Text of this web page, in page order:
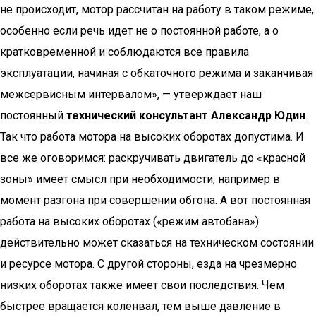
не происходит, мотор рассчитан на работу в таком режиме,
особенно если речь идет не о постоянной работе, а о
кратковременной и соблюдаются все правила
эксплуатации, начиная с обкаточного режима и заканчивая
межсервисным интервалом», — утверждает наш
постоянный технический консультант Александр Юдин.
Так что работа мотора на высоких оборотах допустима. И
все же оговоримся: раскручивать двигатель до «красной
зоны» имеет смысл при необходимости, например в
момент разгона при совершении обгона. А вот постоянная
работа на высоких оборотах («режим автобана»)
действительно может сказаться на техническом состоянии
и ресурсе мотора. С другой стороны, езда на чрезмерно
низких оборотах также имеет свои последствия. Чем
быстрее вращается коленвал, тем выше давление в